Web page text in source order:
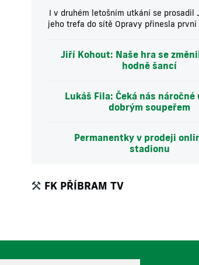
I v druhém letošním utkání se prosadil
jeho trefa do sítě Opravy přinesla
Jiří Kohout: Naše hra se
hodně šancí
Lukáš Fila: Čeká nás
dobrým soupeřem
Permanentky v prodeji
stadionu
FK PŘÍBRAM TV